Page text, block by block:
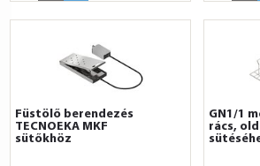
Füstölő berendezés
TECNOEKA MKF
sütőkhöz
GN1/1
rács,